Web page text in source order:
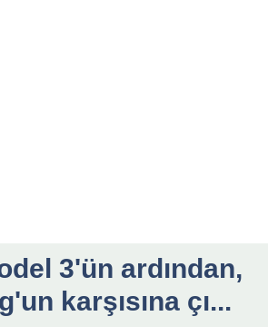
3'ün ardından,
karşısına çı...